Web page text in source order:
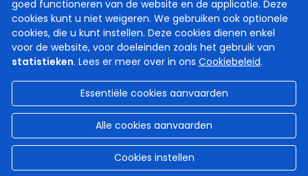
goed functioneren van de website en de applicatie. Deze
cookies kunt u niet weigeren. We gebruiken ook optionele
cookies, die u kunt instellen. Deze cookies dienen enkel
voor de website, voor doeleinden zoals het gebruik van
statistieken. Lees er meer over in ons Cookiebeleid.
Essentiële cookies aanvaarden
Alle cookies aanvaarden
Cookies instellen
Privacy
Cookiebeleid
Toegankelijkheidsverklaring